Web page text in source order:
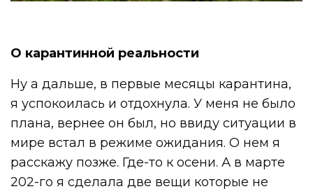
О карантинной реальности
Ну а дальше, в первые месяцы карантина,
я успокоилась и отдохнула. У меня не было
плана, вернее он был, но ввиду ситуации в
мире встал в режиме ожидания. О нем я
расскажу позже. Где-то к осени. А в марте
202-го я сделала две вещи которые не